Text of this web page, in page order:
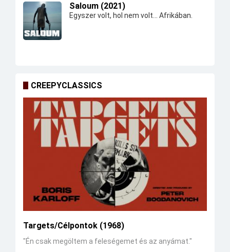
Saloum (2021)
Egyszer volt, hol nem volt... Afrikában.
CREEPYCLASSICS
Targets/Célpontok (1968)
"Én csak megöltem a feleségemet és az anyámat."